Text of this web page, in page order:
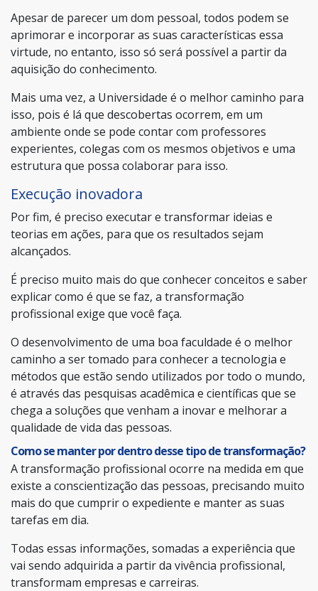
Apesar de parecer um dom pessoal, todos podem se
aprimorar e incorporar as suas características essa
virtude, no entanto, isso só será possível a partir da
aquisição do conhecimento.
Mais uma vez, a Universidade é o melhor caminho para
isso, pois é lá que descobertas ocorrem, em um
ambiente onde se pode contar com professores
experientes, colegas com os mesmos objetivos e uma
estrutura que possa colaborar para isso.
Execução inovadora
Por fim, é preciso executar e transformar ideias e
teorias em ações, para que os resultados sejam
alcançados.
É preciso muito mais do que conhecer conceitos e saber
explicar como é que se faz, a transformação
profissional exige que você faça.
O desenvolvimento de uma boa faculdade é o melhor
caminho a ser tomado para conhecer a tecnologia e
métodos que estão sendo utilizados por todo o mundo,
é através das pesquisas acadêmica e científicas que se
chega a soluções que venham a inovar e melhorar a
qualidade de vida das pessoas.
Como se manter por dentro desse tipo de transformação?
A transformação profissional ocorre na medida em que
existe a conscientização das pessoas, precisando muito
mais do que cumprir o expediente e manter as suas
tarefas em dia.
Todas essas informações, somadas a experiência que
vai sendo adquirida a partir da vivência profissional,
transformam empresas e carreiras.